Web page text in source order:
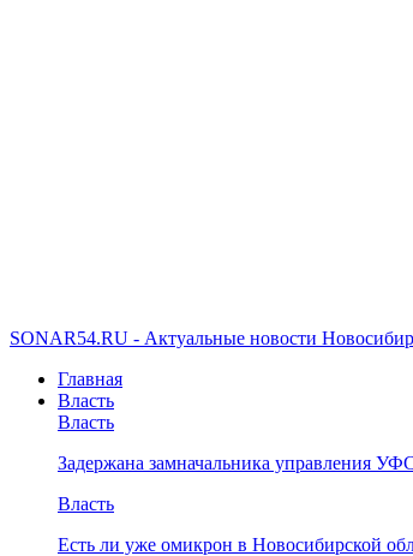
SONAR54.RU - Актуальные новости
Главная
Власть
Власть
Задержана замначальника управления
Власть
Есть ли уже омикрон в Новосибирской